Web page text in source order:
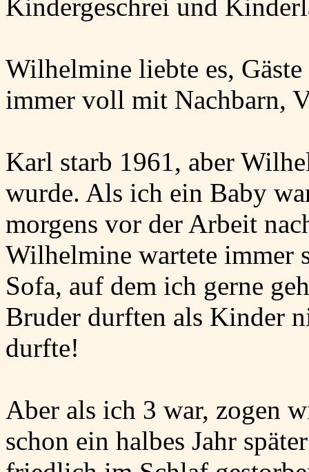
Kindergeschrei und
Wilhelmine liebte es,
immer voll mit Nachbarn,
Karl starb 1961, aber
wurde. Als ich ein Baby
morgens vor der Arbeit
Wilhelmine wartete immer
Sofa, auf dem ich gerne
Bruder durften als Kinder
durfte!
Aber als ich 3 war, zogen
schon ein halbes Jahr